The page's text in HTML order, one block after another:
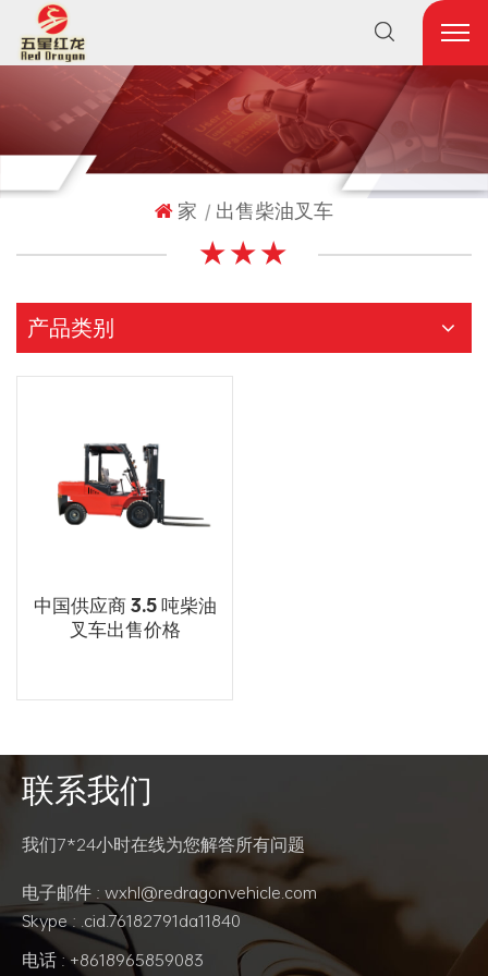
家 | 出售柴油叉车
★ ★ ★
产品类别
中国供应商 3.5 吨柴油
叉车出售价格
阅读更多
联系我们
我们7*24小时在线为您解答所有问题
电子邮件 : wxhl@redragonvehicle.com
Skype : .cid.76182791da11840
电话 : +8618965859083